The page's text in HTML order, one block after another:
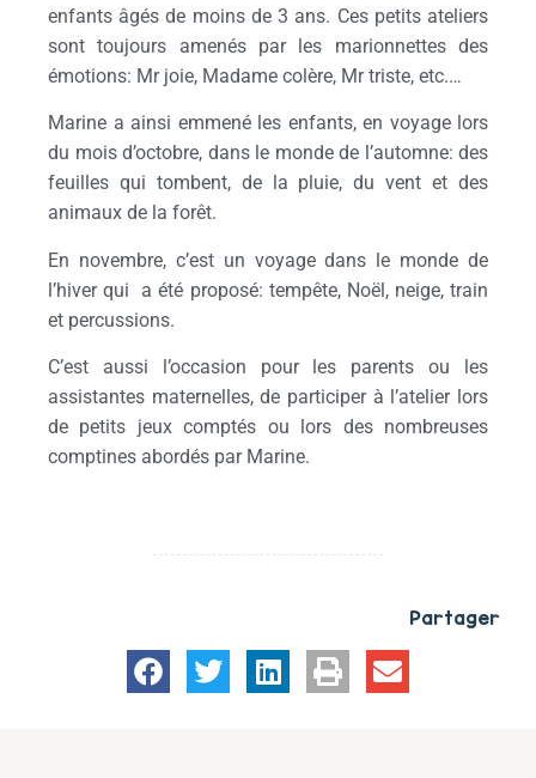
enfants âgés de moins de 3 ans. Ces petits ateliers
sont toujours amenés par les marionnettes des
émotions: Mr joie, Madame colère, Mr triste, etc.…
Marine a ainsi emmené les enfants, en voyage lors
du mois d’octobre, dans le monde de l’automne: des
feuilles qui tombent, de la pluie, du vent et des
animaux de la forêt.
En novembre, c’est un voyage dans le monde de
l’hiver qui a été proposé: tempête, Noël, neige, train
et percussions.
C’est aussi l’occasion pour les parents ou les
assistantes maternelles, de participer à l’atelier lors
de petits jeux comptés ou lors des nombreuses
comptines abordés par Marine.
Partager